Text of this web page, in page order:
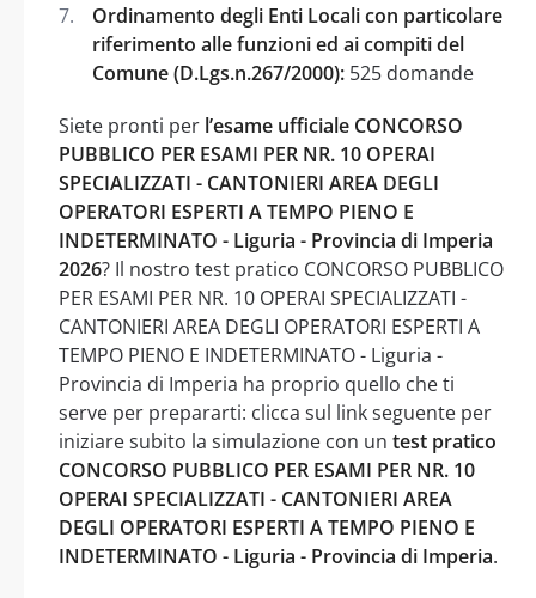
Ordinamento degli Enti Locali con particolare
riferimento alle funzioni ed ai compiti del
Comune (D.Lgs.n.267/2000): 525 domande
Siete pronti per l’esame ufficiale CONCORSO
PUBBLICO PER ESAMI PER NR. 10 OPERAI
SPECIALIZZATI - CANTONIERI AREA DEGLI
OPERATORI ESPERTI A TEMPO PIENO E
INDETERMINATO - Liguria - Provincia di Imperia
2026? Il nostro test pratico CONCORSO PUBBLICO
PER ESAMI PER NR. 10 OPERAI SPECIALIZZATI -
CANTONIERI AREA DEGLI OPERATORI ESPERTI A
TEMPO PIENO E INDETERMINATO - Liguria -
Provincia di Imperia ha proprio quello che ti
serve per prepararti: clicca sul link seguente per
iniziare subito la simulazione con un test pratico
CONCORSO PUBBLICO PER ESAMI PER NR. 10
OPERAI SPECIALIZZATI - CANTONIERI AREA
DEGLI OPERATORI ESPERTI A TEMPO PIENO E
INDETERMINATO - Liguria - Provincia di Imperia.